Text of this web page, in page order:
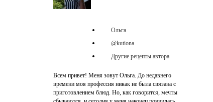
Ольга
@kutiona
Другие рецепты автора
Всем привет! Меня зовут Ольга. До недавнего
времени моя профессия никак не была связана с
приготовлением блюд. Но, как говорится, мечты